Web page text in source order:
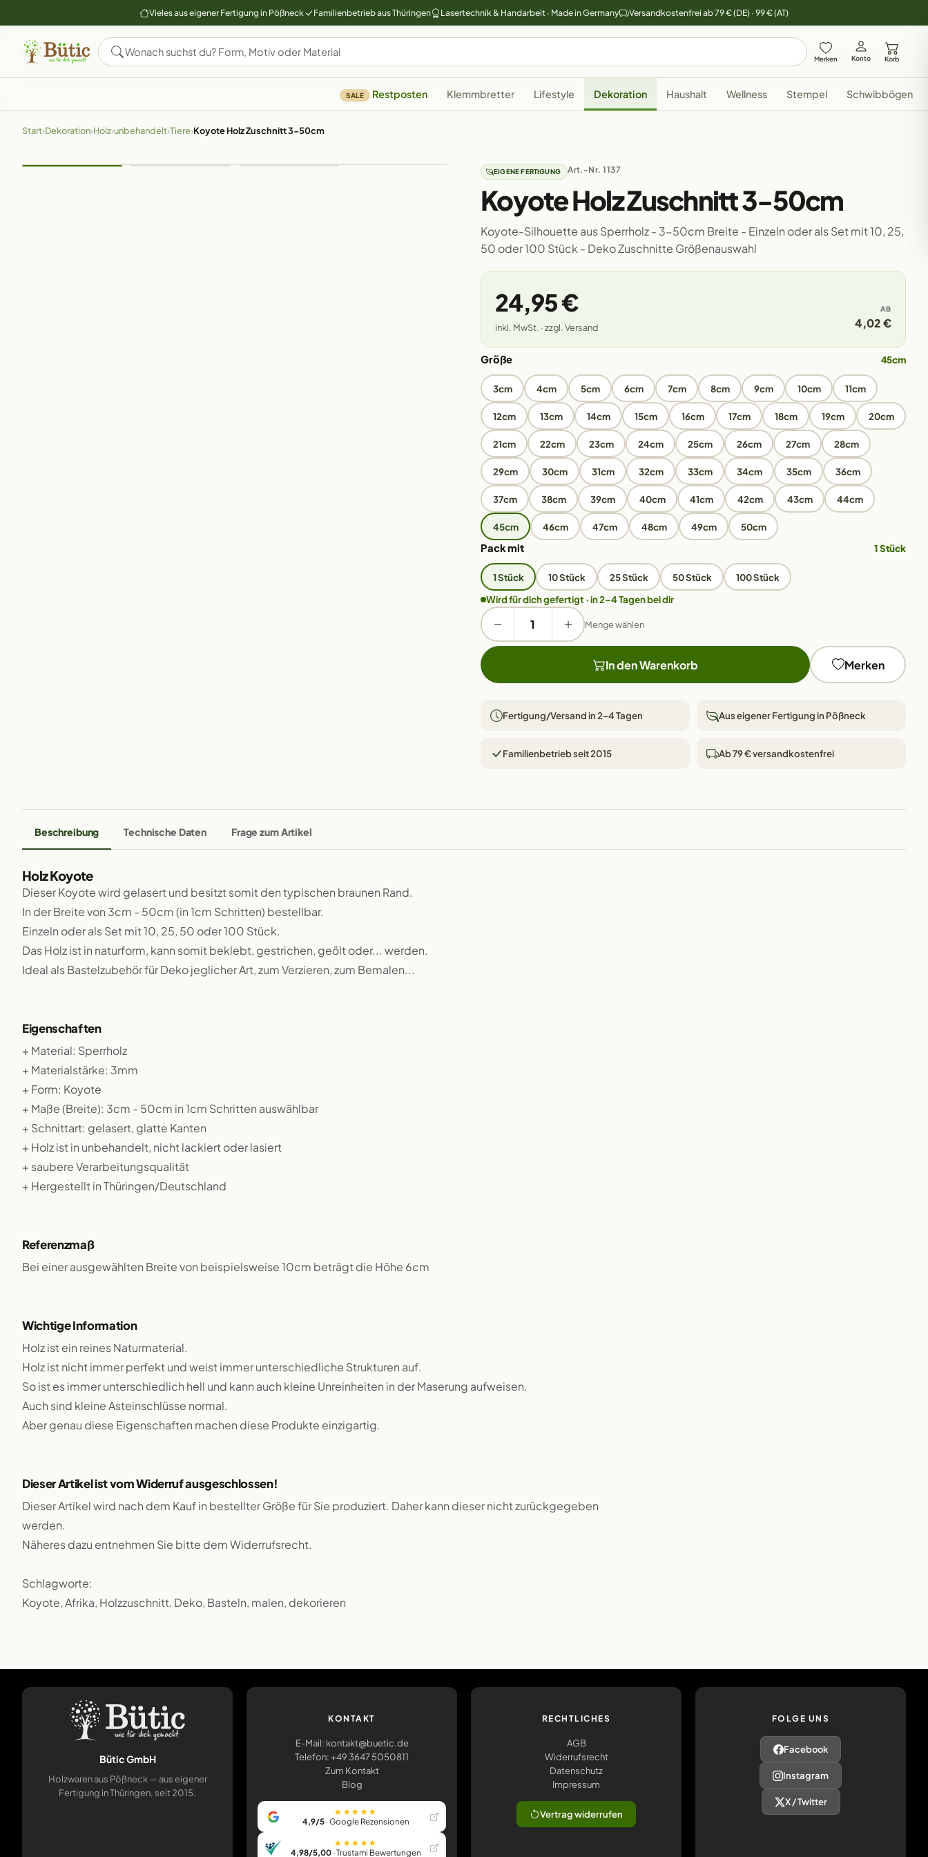
Vieles aus eigener Fertigung in Pößneck Familienbetrieb aus Thüringen Lasertechnik & Handarbeit · Made in Germany Versandkostenfrei ab 79 € (DE) · 99 € (AT)
Merken Konto Korb
SALE Restposten Klemmbretter Lifestyle Dekoration Haushalt Wellness Stempel Schwibbögen
Start›Dekoration›Holz›unbehandelt›Tiere›Koyote Holz Zuschnitt 3-50cm
EIGENE FERTIGUNG Art.-Nr. 1137
Koyote Holz Zuschnitt 3-50cm
Koyote-Silhouette aus Sperrholz - 3-50cm Breite - Einzeln oder als Set mit 10, 25,
50 oder 100 Stück - Deko Zuschnitte Größenauswahl
24,95 €
inkl. MwSt. · zzgl. Versand
AB
4,02 €
Größe 45cm
3cm 4cm 5cm 6cm 7cm 8cm 9cm 10cm 11cm
12cm 13cm 14cm 15cm 16cm 17cm 18cm 19cm 20cm
21cm 22cm 23cm 24cm 25cm 26cm 27cm 28cm
29cm 30cm 31cm 32cm 33cm 34cm 35cm 36cm
37cm 38cm 39cm 40cm 41cm 42cm 43cm 44cm
45cm 46cm 47cm 48cm 49cm 50cm
Pack mit 1 Stück
1 Stück 10 Stück 25 Stück 50 Stück
100 Stück
Wird für dich gefertigt · in 2–4 Tagen bei dir
Menge wählen
In den Warenkorb Merken
Fertigung/Versand in 2–4 Tagen Aus eigener Fertigung in Pößneck
Familienbetrieb seit 2015 Ab 79 € versandkostenfrei
Beschreibung Technische Daten Frage zum Artikel
Holz Koyote
Dieser Koyote wird gelasert und besitzt somit den typischen braunen Rand.
In der Breite von 3cm - 50cm (in 1cm Schritten) bestellbar.
Einzeln oder als Set mit 10, 25, 50 oder 100 Stück.
Das Holz ist in naturform, kann somit beklebt, gestrichen, geölt oder... werden.
Ideal als Bastelzubehör für Deko jeglicher Art, zum Verzieren, zum Bemalen...
Eigenschaften
+ Material: Sperrholz
+ Materialstärke: 3mm
+ Form: Koyote
+ Maße (Breite): 3cm - 50cm in 1cm Schritten auswählbar
+ Schnittart: gelasert, glatte Kanten
+ Holz ist in unbehandelt, nicht lackiert oder lasiert
+ saubere Verarbeitungsqualität
+ Hergestellt in Thüringen/Deutschland
Referenzmaß
Bei einer ausgewählten Breite von beispielsweise 10cm beträgt die Höhe 6cm
Wichtige Information
Holz ist ein reines Naturmaterial.
Holz ist nicht immer perfekt und weist immer unterschiedliche Strukturen auf.
So ist es immer unterschiedlich hell und kann auch kleine Unreinheiten in der Maserung aufweisen.
Auch sind kleine Asteinschlüsse normal.
Aber genau diese Eigenschaften machen diese Produkte einzigartig.
Dieser Artikel ist vom Widerruf ausgeschlossen!
Dieser Artikel wird nach dem Kauf in bestellter Größe für Sie produziert. Daher kann dieser nicht zurückgegeben
werden.
Näheres dazu entnehmen Sie bitte dem Widerrufsrecht.
Schlagworte:
Koyote, Afrika, Holzzuschnitt, Deko, Basteln, malen, dekorieren
Bütic GmbH
Holzwaren aus Pößneck — aus eigener
Fertigung in Thüringen, seit 2015.
KONTAKT
E-Mail: kontakt@buetic.de
Telefon: +49 3647 5050811
Zum Kontakt
Blog
★★★★★
4,9/5 · Google Rezensionen
★★★★★
4,98/5,00 · Trustami Bewertungen
RECHTLICHES
AGB
Widerrufsrecht
Datenschutz
Impressum
Vertrag widerrufen
FOLGE UNS
Facebook
Instagram
X / Twitter